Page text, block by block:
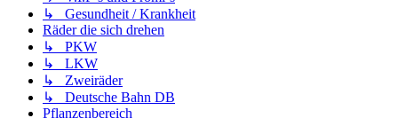
↳ Gesundheit / Krankheit
Räder die sich drehen
↳ PKW
↳ LKW
↳ Zweiräder
↳ Deutsche Bahn DB
Pflanzenbereich